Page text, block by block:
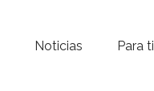
Noticias Para ti